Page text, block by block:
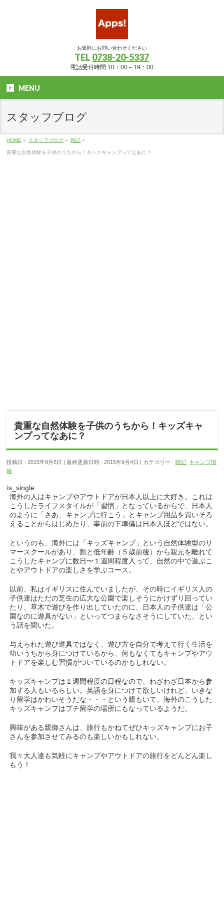
お気軽にお問い合わせください
TEL 0738-20-5337
電話受付時間 10：00～19：00
MENU
スタッフブログ
HOME » スタッフブログ » 雑記 »
貴重な自然体験を子供のうちから！キッズキャンプってなあに？
貴重な自然体験を子供のうちから！キッズキャ
ンプってなあに？
投稿日 : 2015年9月5日 最終更新日時 : 2015年9月4日 カテゴリー :雑記 キャンプ情
報
is_single
海外の人はキャンプやアウトドアが日本人以上に大好き。これは
こうしたライフスタイルが「習慣」となっているからで、日本人
のように「さあ、キャンプに行こう」とキャンプ用品を買いそろ
えることからはじめたり、事前の下準備は日本人ほどではない。
というのも、海外には「キッズキャンプ」という自然体験型のサ
マースクールがあり、割と低年齢（５歳前後）から親元を離れて
こうしたキャンプに数日〜１週間程度入って、自然の中で遊ぶこ
とやアウトドアの楽しさを学ぶコース。
以前、私はイギリスに住んでいましたが、その時にイギリス人の
子供達はただの芝生の広大な公園で楽しそうにかけずり回ってい
たり、草木で遊びを作り出していたのに、日本人の子供達は「公
園なのに遊具がない」といってつまらなさそうにしていた、とい
う話を聞いた。
与えられた遊び道具ではなく、遊び方を自分で考えて行く生活を
幼いうちから身につけているから、何もなくてもキャンプやアウ
トドアを楽しむ習慣がついているのかもしれない。
キッズキャンプは１週間程度の日程なので、わざわざ日本から参
加する人もいるらしい。英語を身につけて欲しいけれど、いきな
り留学はかわいそうだな・・・という親もいて、海外のこうした
キッズキャンプはプチ留学の場所にもなっているようだ。
興味がある親御さんは、旅行もかねてぜひキッズキャンプにお子
さんを参加させてみるのも楽しいかもしれない。
我々大人達も気軽にキャンプやアウトドアの旅行をどんどん楽し
もう！